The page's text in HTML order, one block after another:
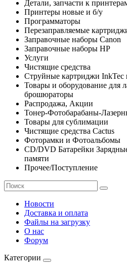
Детали, запчасти к
Принтеры новые и б/у
Программаторы
Перезаправляемые
Заправочные наборы Canon
Заправочные наборы HP
Услуги
Чистящие средства
Струйные картриджи InkTec
Товары и оборудование для
брошюраторы
Распродажа, Акции
Тонер-Фотобарабаны-
Товары для сублимации
Чистящие средства Cactus
Фоторамки и Фотоальбомы
CD/DVD Батарейки
памяти
Прочее/Поступление
Новости
Доставка и оплата
Файлы на загрузку
О нас
Форум
Категории